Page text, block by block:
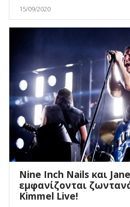
15/09/2020
Nine Inch Nails και
εμφανίζονται
Kimmel Live!